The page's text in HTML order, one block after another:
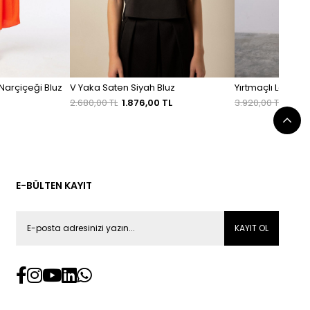
Bluz
V Yaka Saten Siyah Bluz
2.680,00 TL 1.876,00 TL
Yırtmaçlı Lastikli
3.920,00 TL
E-BÜLTEN KAYIT
KAYIT OL